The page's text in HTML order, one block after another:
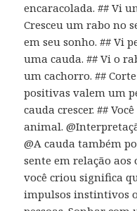
encaracolada. ## Vi
Cresceu um rabo no
em seu sonho. ## Vi
uma cauda. ## Vi o
um cachorro. ##
positivas valem um
cauda crescer. ##
animal.
@A cauda também
sente em relação
você criou significa
impulsos instintivos